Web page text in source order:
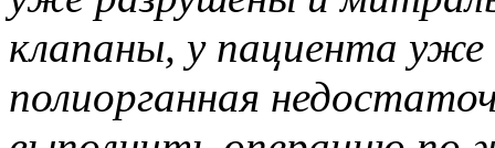
клапаны, у пациента уже
полиорганная